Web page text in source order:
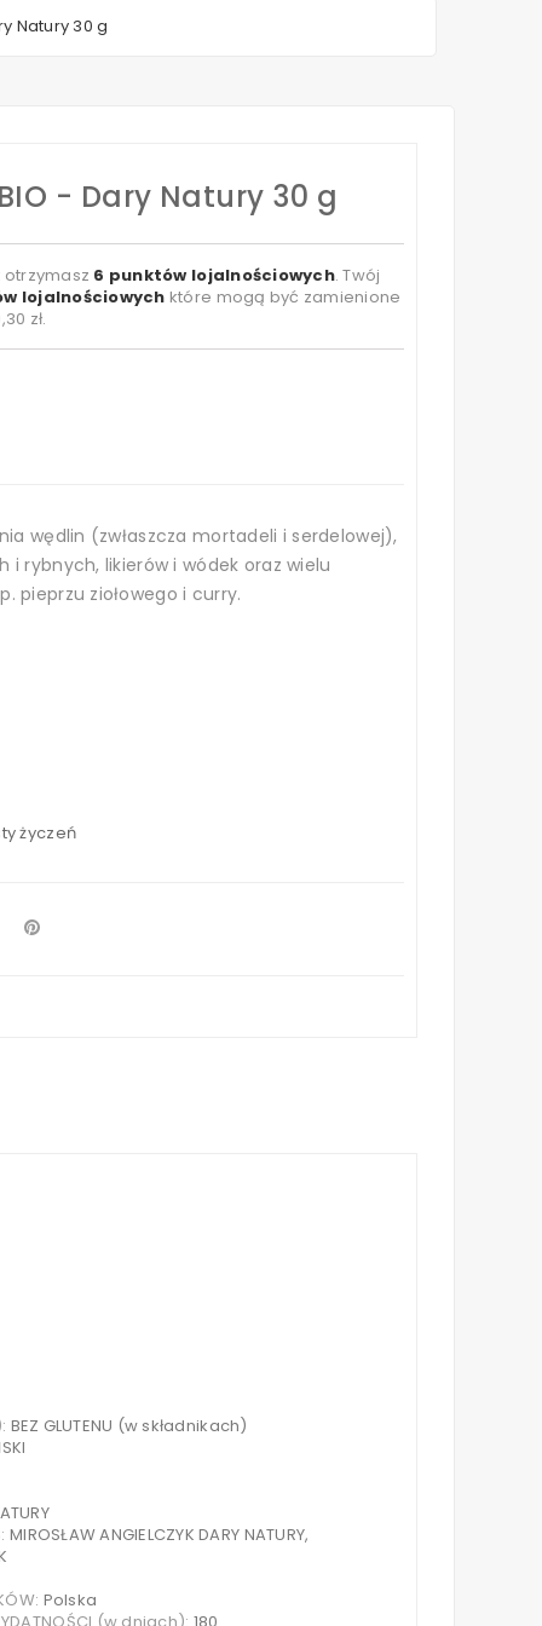
Natury 30 g
- Dary Natury 30 g
6 punktów lojalnościowych. Twój
lojalnościowych które mogą być zamienione
zł.
wędlin (zwłaszcza mortadeli i serdelowej),
i rybnych, likierów i wódek oraz wielu
pieprzu ziołowego i curry.
życzeń
BEZ GLUTENU (w składnikach)
MIROSŁAW ANGIELCZYK DARY NATURY,
Polska